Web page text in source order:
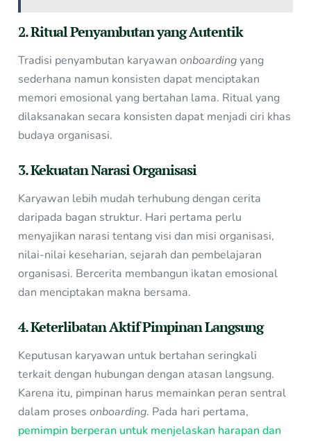
2. Ritual Penyambutan yang Autentik
Tradisi penyambutan karyawanonboardingyang
sederhana namun konsisten dapat menciptakan
memori emosional yang bertahan lama. Ritual yang
dilaksanakan secara konsisten dapat menjadi ciri khas
budaya organisasi.
3. Kekuatan Narasi Organisasi
Karyawan lebih mudah terhubung dengan cerita
daripada bagan struktur. Hari pertama perlu
menyajikan narasi tentang visi dan misi organisasi,
nilai-nilai keseharian, sejarah dan pembelajaran
organisasi. Bercerita membangun ikatan emosional
dan menciptakan makna bersama.
4. Keterlibatan Aktif Pimpinan Langsung
Keputusan karyawan untuk bertahan seringkali
terkait dengan hubungan dengan atasan langsung.
Karena itu, pimpinan harus memainkan peran sentral
dalam prosesonboarding. Pada hari pertama,
pemimpin berperan untuk menjelaskan harapan dan